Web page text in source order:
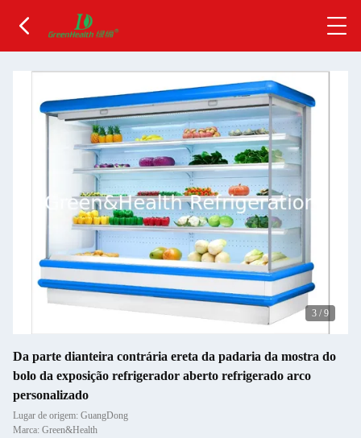
3 / 9
Da parte dianteira contrária ereta da padaria da mostra do
bolo da exposição refrigerador aberto refrigerado arco
personalizado
Lugar de origem: GuangDong
Marca: Green&Health